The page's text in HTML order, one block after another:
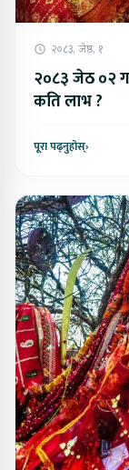
२०८३, जेष्ठ, १
२०८३ जेठ ०२
कति लाभ ?
पूरा पढ्नुहोस्›